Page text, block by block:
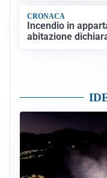
CRONACA
Incendio in
abitazione